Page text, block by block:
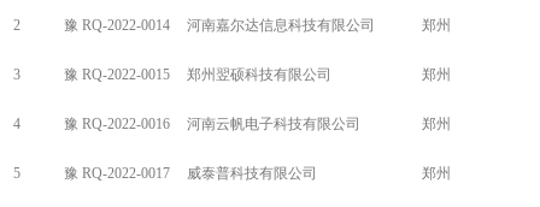
2 豫 RQ-2022-0014 河南嘉尔达信息科技有限公司 郑州
3 豫 RQ-2022-0015 郑州翌硕科技有限公司 郑州
4 豫 RQ-2022-0016 河南云帆电子科技有限公司 郑州
5 豫 RQ-2022-0017 威泰普科技有限公司 郑州